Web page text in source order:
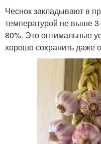
Чеснок закладывают в
температурой не выше
80%. Это оптимальные
хорошо сохранить даже